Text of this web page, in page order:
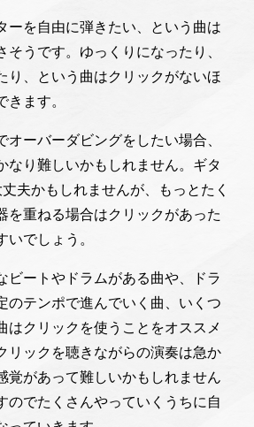
ーを自由に弾きたい、という曲は
そうです。ゆっくりになったり、
り、という曲はクリックがないほ
きます。
オーバーダビングをしたい場合、
なり難しいかもしれません。ギタ
夫かもしれませんが、もっとたく
を重ねる場合はクリックがあった
いでしょう。
ビートやドラムがある曲や、ドラ
のテンポで進んでいく曲、いくつ
はクリックを使うことをオススメ
ックを聴きながらの演奏は急か
覚があって難しいかもしれません
のでたくさんやっていくうちに自